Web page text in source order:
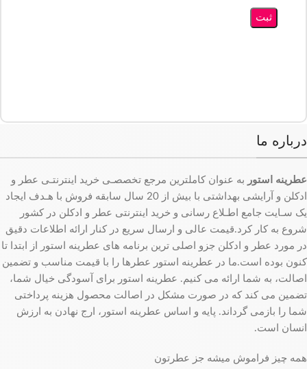
درباره ما
عطرینه استور به عنوان کاملترین مرجع تخصصـی خرید اینترنتـی عطر و
ادکلن و آرایشی بهداشتی با بیش از 20 سال سابقه فروش با هـدف ایجاد
یک سـایت جامع اطـلاع رسانی و خرید اینترنتی عطر و ادکلن در کشور
شروع به کار کرد.قیمت عالی و ارسال سریع در کنار ارائه اطلاعات دقیق
در مورد عطر و ادکلن جزو اصلی ترین برنامه های عطرینه استور از ابتدا تا
کنون بوده است.ما در عطرینه استور عطرها را با قیمت مناسب و تضمین
اصالت، به شما ارائه می کنیم. عطرینه استور برای آسودگی خیال شما،
تضمین می کند که در صورت مشکل در اصالت محصول هزینه پرداختی
شما را بازمی گرداند. پایه و اساس عطرینه استور، ارج نهادن به ارزش
انسان است.
همه چیز فراموش میشه جز عطرتون